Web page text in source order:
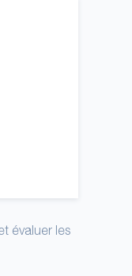
évaluer les